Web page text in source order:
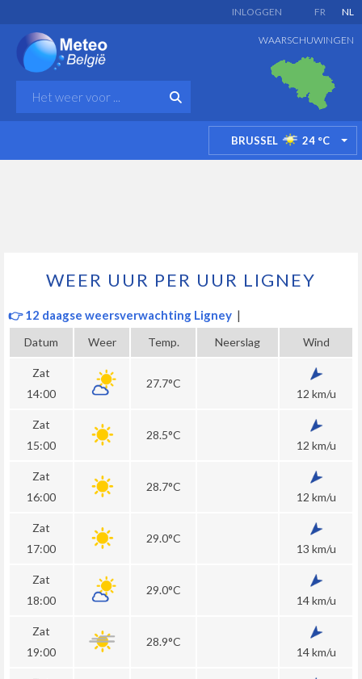
FR NL
INLOGGEN
WAARSCHUWINGEN
BRUSSEL 24 °C
WEER UUR PER UUR LIGNEY
👉 12 daagse weersverwachting Ligney |
Datum Weer Temp. Neerslag Wind
Zat
14:00
27.7°C
12 km/u
Zat
15:00
28.5°C
12 km/u
Zat
16:00
28.7°C
12 km/u
Zat
17:00
29.0°C
13 km/u
Zat
18:00
29.0°C
14 km/u
Zat
19:00
28.9°C
14 km/u